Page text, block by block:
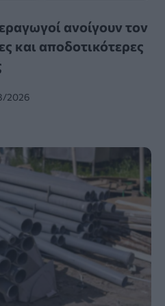
ανοίγουν τον
και αποδοτικότερες
2026